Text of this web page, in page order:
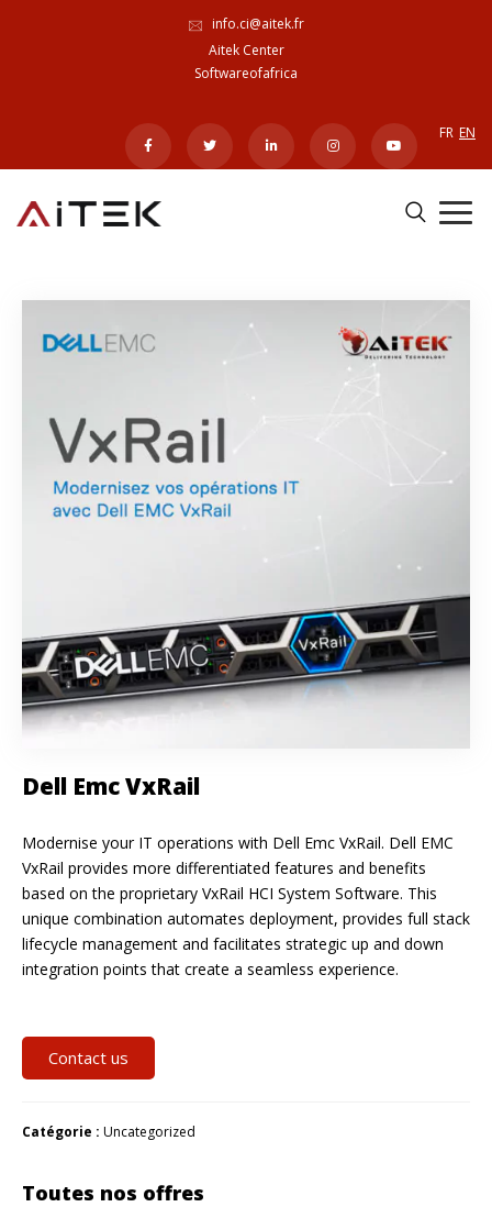
info.ci@aitek.fr
Aitek Center
Softwareofafrica
FR EN
Dell Emc VxRail
Modernise your IT operations with Dell Emc VxRail. Dell EMC
VxRail provides more differentiated features and benefits
based on the proprietary VxRail HCI System Software. This
unique combination automates deployment, provides full stack
lifecycle management and facilitates strategic up and down
integration points that create a seamless experience.
Contact us
Catégorie : Uncategorized
Toutes nos offres